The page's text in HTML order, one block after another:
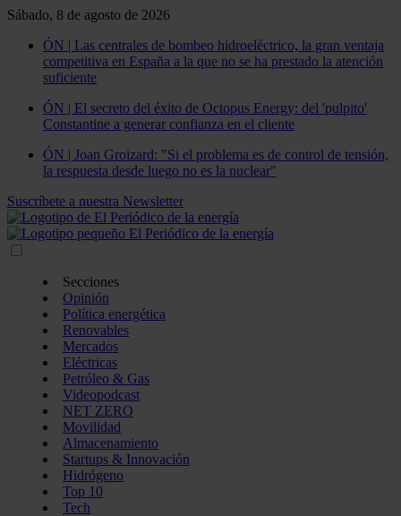
Sábado, 8 de agosto de 2026
ÓN | Las centrales de bombeo hidroeléctrico, la gran ventaja
competitiva en España a la que no se ha prestado la atención
suficiente
ÓN | El secreto del éxito de Octopus Energy: del 'pulpito'
Constantine a generar confianza en el cliente
ÓN | Joan Groizard: "Si el problema es de control de tensión,
la respuesta desde luego no es la nuclear"
Suscríbete a nuestra Newsletter
Secciones
Opinión
Política energética
Renovables
Mercados
Eléctricas
Petróleo & Gas
Videopodcast
NET ZERO
Movilidad
Almacenamiento
Startups & Innovación
Hidrógeno
Top 10
Tech